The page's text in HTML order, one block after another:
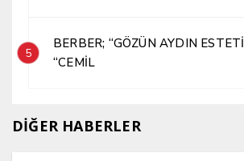
5
BERBER; “GÖZÜN AYDIN ESTETİKÇİ
“CEMİL
DİĞER HABERLER